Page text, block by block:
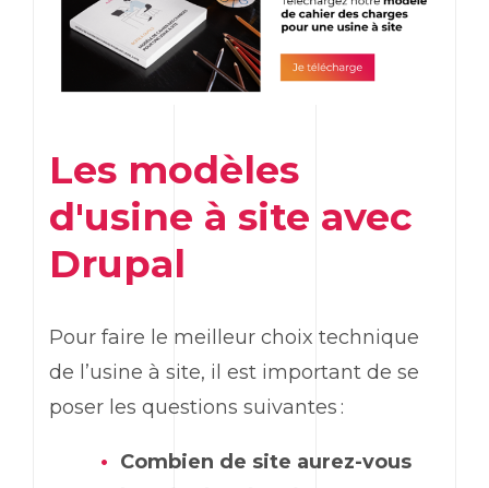
Les modèles
d'usine à site avec
Drupal
Pour faire le meilleur choix technique
de l’usine à site, il est important de se
poser les questions suivantes :
Combien de site aurez-vous